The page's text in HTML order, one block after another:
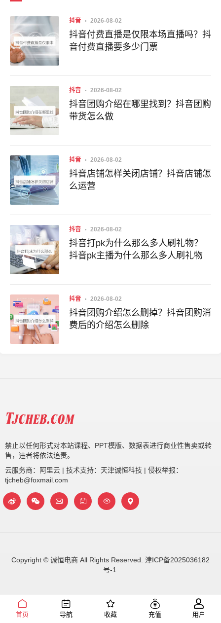
抖音 2026-08-02
抖音付费直播是仅限本场直播吗？抖
音付费直播要多少门票
抖音 2026-08-02
抖音团购介绍在哪里找到？抖音团购
带货怎么做
抖音 2026-08-02
抖音店铺怎样关闭店铺？抖音店铺怎
么运营
抖音 2026-08-02
抖音打pk为什么那么多人刷礼物？
抖音pk主播为什么那么多人刷礼物
抖音 2026-08-02
抖音团购介绍怎么删掉？抖音团购消
费后的介绍怎么删除
禁止以任何形式对本站课程、PPT模版、数据表进行商业性售卖或转
售，违者将依法追责。
云服务商：阿里云 | 技术支持：天津诚恒科技 | 侵权举报：
tjcheb@foxmail.com
Copyright © 诚恒电商 All Rights Reserved. 津ICP备2025036182
号-1
首页 导航 收藏 充值 用户